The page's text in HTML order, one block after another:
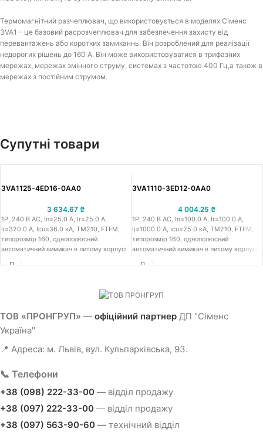
Термомагнітний разчеплювач, що використовується в моделях Сіменс
3VA1 – це базовий расрозчеплювач для забезпечення захисту від
перевантажень або коротких замиканнь. Він розроблений для реалізації
недорогих рішень до 160 A. Він може використовуватися в трифазних
мережах, мережах змінного струму, системах з частотою 400 Гц,а також в
мережах з постійним струмом.
Супутні товари
3VA1125-4ED16-0AA0
3 634.67 ₴
1P, 240 В АС, In=25.0 A, Ir=25.0 A,
Iі=320.0 A, Icu=36.0 кА, TM210, FTFM,
типорозмір 160, однополюсний
автоматичний вимикач в литому корпусі
миттєвого спрацювання від к.з.
нерегульований 320.0 A, з розмикаючою
вимикаюча здатність S, функціонал:
захист лінії - TM210, FTFM, тип
розчеплювач, тип підключення: рамочний
3VA1110-3ED12-0AA0
4 004.25 ₴
1P, 240 В АС, In=100.0 A, Ir=100.0 A,
Iі=1000.0 A, Icu=25.0 кА, TM210, FTFM,
типорозмір 160, однополюсний
автоматичний вимикач в литому корпусі
нерегульований 1000.0 A, з
вимикаюча здатність N, функціонал:
розчеплювач, тип підключення: гвинтова
ТОВ «ПРОНГРУП» — офіційний партнер ДП "Сіменс
Україна"
📍 Адреса: м. Львів, вул. Кульпарківська, 93.
📞 Телефони
+38 (098) 222-33-00 — відділ продажу
+38 (097) 222-33-00 — відділ продажу
+38 (097) 563-90-60 — технічний відділ